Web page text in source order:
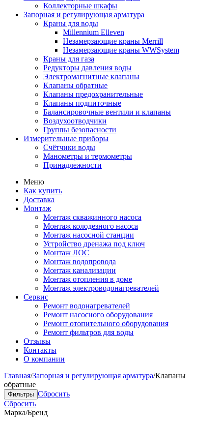
Коллекторные шкафы
Запорная и регулирующая арматура
Краны для воды
Millennium Elleven
Незамерзающие краны Merrill
Незамерзающие краны WWSystem
Краны для газа
Редукторы давления воды
Электромагнитные клапаны
Клапаны обратные
Клапаны предохранительные
Клапаны подпиточные
Балансировочные вентили и клапаны
Воздухоотводчики
Группы безопасности
Измерительные приборы
Счётчики воды
Манометры и термометры
Принадлежности
Меню
Как купить
Доставка
Монтаж
Монтаж скважинного насоса
Монтаж колодезного насоса
Монтаж насосной станции
Устройство дренажа под ключ
Монтаж ЛОС
Монтаж водопровода
Монтаж канализации
Монтаж отопления в доме
Монтаж электроводонагревателей
Сервис
Ремонт водонагревателей
Ремонт насосного оборудования
Ремонт отопительного оборудования
Ремонт фильтров для воды
Отзывы
Контакты
О компании
Главная/Запорная и регулирующая арматура/Клапаны
обратные
Фильтры Сбросить
Сбросить
Марка/Бренд